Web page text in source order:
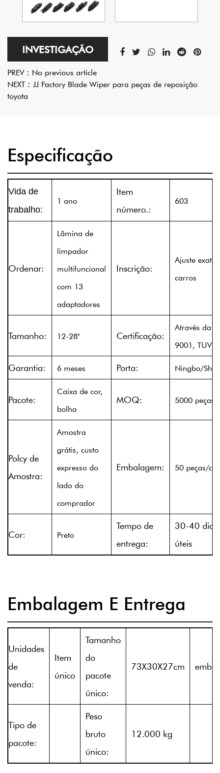
INVESTIGAÇÃO
PREV： No previous article
NEXT： JJ Factory Blade Wiper para peças de reposição
toyota
Especificação
Vida de
trabalho:
1 ano
Item
número.:
603
Ordenar:
Lâmina de
limpador
multifuncional
com 13
adaptadores
Inscrição:
Ajuste
carros
Tamanho: 12-28'' Certificação:
Através da
9001, TUV
Garantia: 6 meses Porta: Ningbo/
Pacote:
Caixa de cor,
bolha
MOQ: 5000 peças
Polcy de
Amostra:
Amostra
grátis, custo
expresso do
lado do
comprador
Embalagem: 50 peças/
Cor: Preto
Tempo de
entrega:
30-40 dias
úteis
Embalagem E Entrega
Unidades
de
venda:
Item
único
Tamanho
do
pacote
único:
73X30X27cm
Tipo de
pacote:
Peso
bruto
único:
12.000 kg